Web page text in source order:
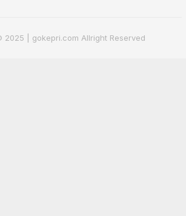
2025 | gokepri.com Allright Reserved